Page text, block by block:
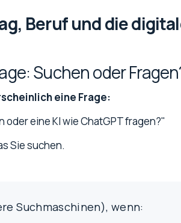
Beruf und die
Suchen oder
eine Frage:
oder eine KI wie ChatGPT fragen?"
Sie suchen.
Suchmaschinen), wenn: